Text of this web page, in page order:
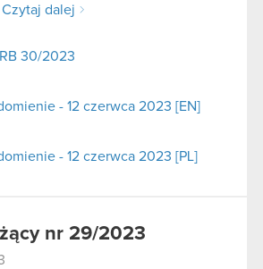
Czytaj dalej
RB 30/2023
- 12 czerwca 2023 [EN]
- 12 czerwca 2023 [PL]
nr 29/2023